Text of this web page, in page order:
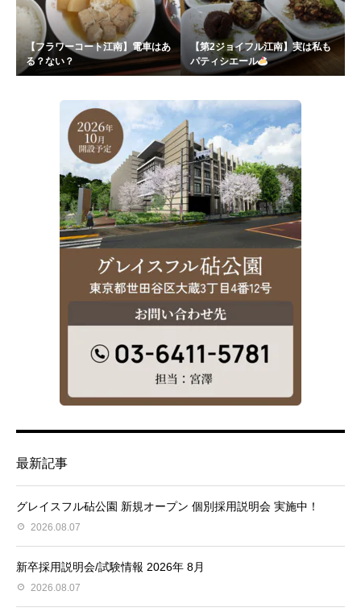
【フラワーコート江南】電車はあ
る？ない？
【第2ジョイフル江南】実は私も
パティシエール
最新記事
グレイスフル砧公園 新規オープン 個別採用説明会 実施中！
2026.08.07
新卒採用説明会/試験情報 2026年 8月
2026.08.07